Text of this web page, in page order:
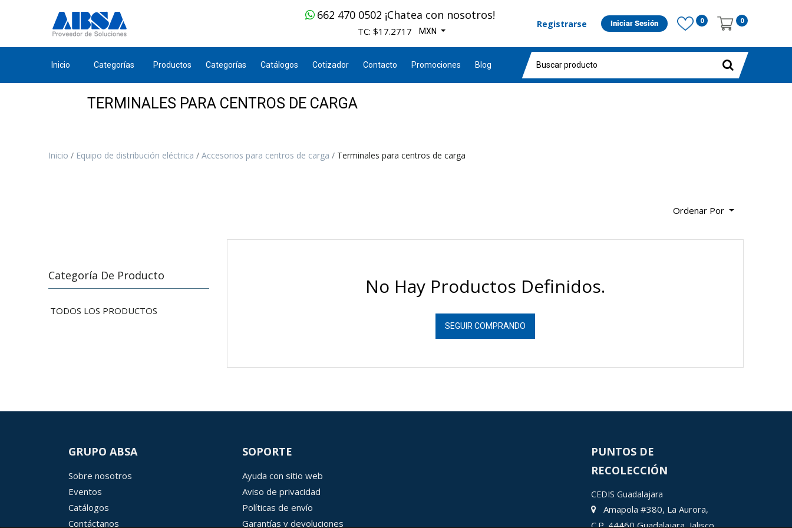
662 470 0502 ¡Chatea con nosotros!
TC: $17.2717 MXN
Registrarse Iniciar Sesión 0 0
Inicio Categorías Productos Categorías Catálogos Cotizador Contacto Promociones Blog
TERMINALES PARA CENTROS DE CARGA
Inicio Equipo de distribución eléctrica Accesorios para centros de carga Terminales para centros de carga
Ordenar Por
Categoría De Producto
TODOS LOS PRODUCTOS
No Hay Productos Definidos.
SEGUIR COMPRANDO
GRUPO ABSA
Sobre nosotros
Eventos
Catálogos
Contáctanos
SOPORTE
Ayuda con sitio web
Aviso de privacidad
Políticas de envío
Garantías y devoluciones
PUNTOS DE
RECOLECCIÓN
CEDIS Guadalajara
Amapola #380, La Aurora,
C.P. 44460 Guadalajara, Jalisco,